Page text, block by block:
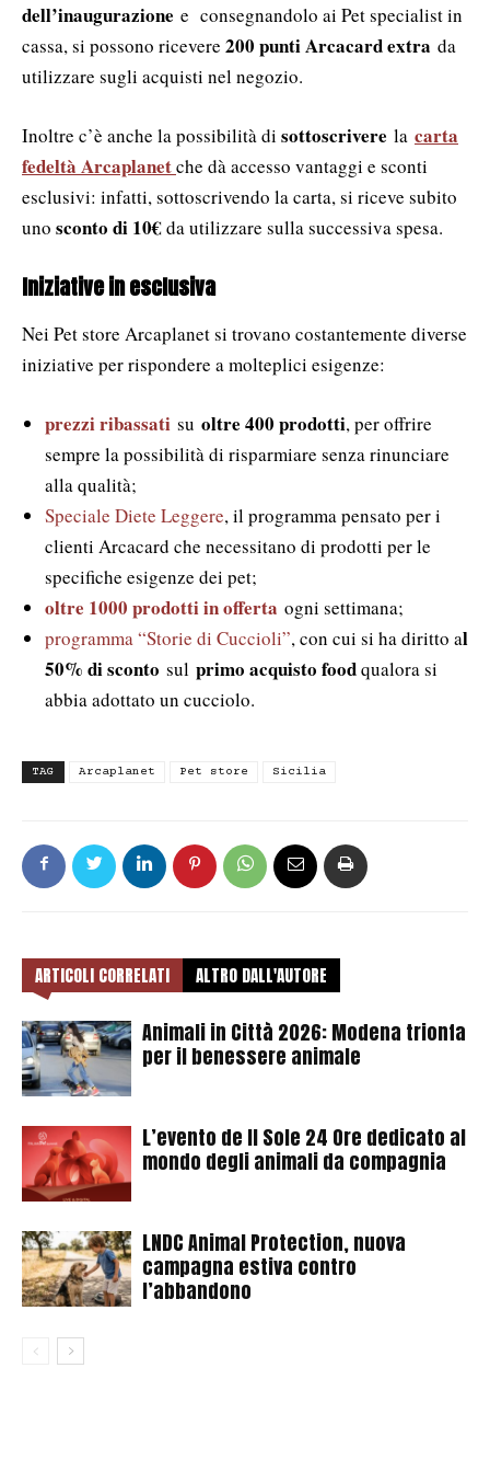
dell’inaugurazione e consegnandolo ai Pet specialist in
cassa, si possono ricevere 200 punti Arcacard extra da
utilizzare sugli acquisti nel negozio.
Inoltre c’è anche la possibilità di sottoscrivere la carta
fedeltà Arcaplanetche dà accesso vantaggi e sconti
esclusivi: infatti, sottoscrivendo la carta, si riceve subito
uno sconto di 10€da utilizzare sulla successiva spesa.
Iniziative in esclusiva
Nei Pet store Arcaplanet si trovano costantemente diverse
iniziative per rispondere a molteplici esigenze:
prezzi ribassati su oltre 400 prodotti, per offrire
sempre la possibilità di risparmiare senza rinunciare
alla qualità;
Speciale Diete Leggere, il programma pensato per i
clienti Arcacard che necessitano di prodotti per le
specifiche esigenze dei pet;
oltre 1000 prodotti in offerta ogni settimana;
programma “Storie di Cuccioli”, con cui si ha diritto al
50% di sconto sul primo acquisto foodqualora si
abbia adottato un cucciolo.
TAG Arcaplanet Pet store Sicilia
ARTICOLI CORRELATI ALTRO DALL'AUTORE
Animali in Città 2026: Modena trionfa
per il benessere animale
L’evento de Il Sole 24 Ore dedicato al
mondo degli animali da compagnia
LNDC Animal Protection, nuova
campagna estiva contro
l’abbandono